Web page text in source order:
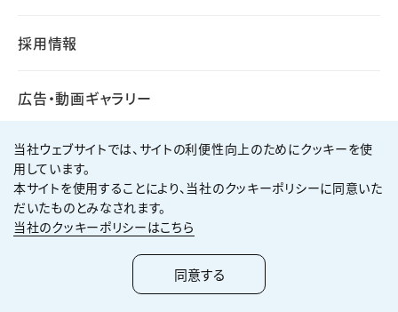
採用情報
広告・動画ギャラリー
個人情報保護方針
サイト利用規約
サイトマップ
2026KUMAGAI GUMI CO.,LTD All Rights Reserved.
当社ウェブサイトでは、サイトの利便性向上のためにクッキーを使
用しています。
本サイトを使用することにより、当社のクッキーポリシーに同意いた
だいたものとみなされます。
当社のクッキーポリシーはこちら
同意する